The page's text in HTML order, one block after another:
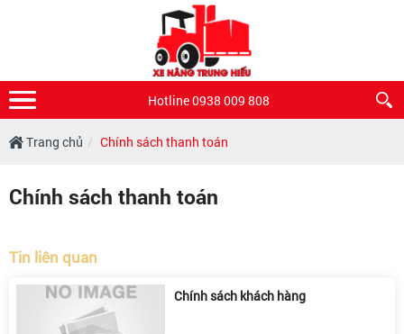
Hotline 0938 009 808
Trang chủ Chính sách thanh toán
Chính sách thanh toán
Tin liên quan
Chính sách khách hàng